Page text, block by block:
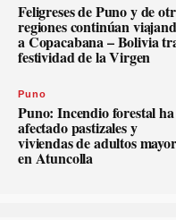
Feligreses de Puno y de
regiones continúan
a Copacabana – Bolivia
festividad de la Virgen
Puno
Puno: Incendio forestal ha
afectado pastizales y
viviendas de adultos
en Atuncolla